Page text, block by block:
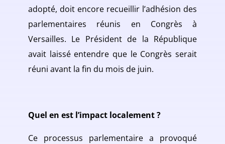
adopté, doit encore recueillir l’adhésion des
parlementaires réunis en Congrès à
Versailles. Le Président de la République
avait laissé entendre que le Congrès serait
réuni avant la fin du mois de juin.
Quel en est l’impact localement ?
Ce processus parlementaire a provoqué